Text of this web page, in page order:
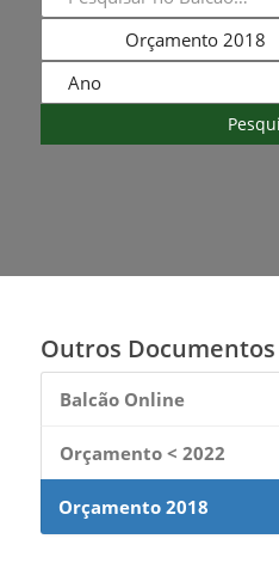
Outros Documentos
Balcão Online
Orçamento < 2022
Orçamento 2018